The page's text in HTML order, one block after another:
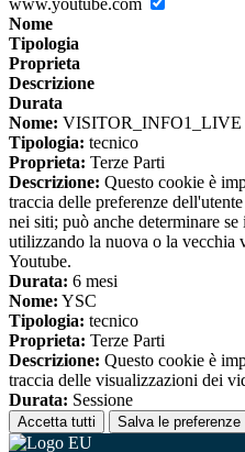
www.youtube.com
Nome
Tipologia
Proprieta
Descrizione
Durata
Nome: VISITOR_INFO1_LIVE
Tipologia: tecnico
Proprieta: Terze Parti
Descrizione: Questo cookie è
traccia delle preferenze
nei siti; può anche determinare
utilizzando la nuova o la vecchia
Youtube.
Durata: 6 mesi
Nome: YSC
Tipologia: tecnico
Proprieta: Terze Parti
Descrizione: Questo cookie è
traccia delle visualizzazioni dei
Durata: Sessione
Accetta tutti Salva le preferenze